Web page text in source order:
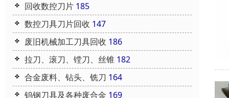
回收数控刀片 185
数控刀具刀片回收 147
废旧机械加工刀具回收 186
拉刀、滚刀、镗刀、丝锥 182
合金废料、钻头、铣刀 164
钨钢刀具及各种废合金 169